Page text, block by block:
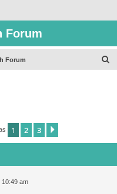
Forum
Forum
1 2 3
10:49 am